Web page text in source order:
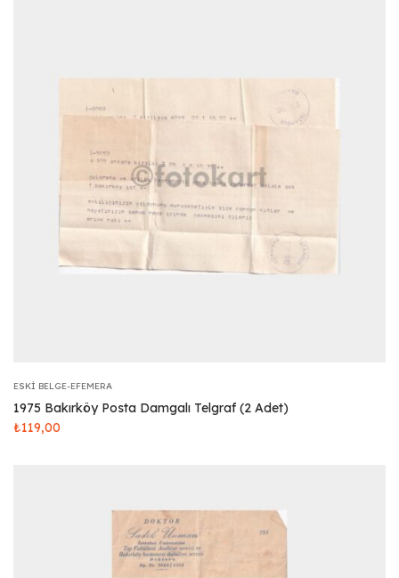
ESKI BELGE-EFEMERA
1975 Bakırköy Posta Damgalı Telgraf (2 Adet)
₺119,00